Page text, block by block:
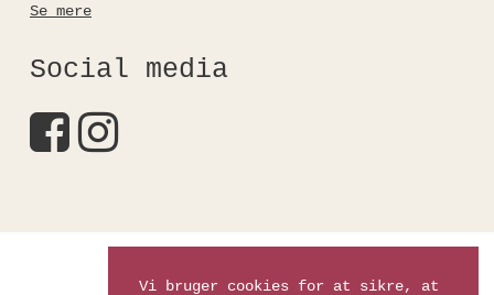
Vi bruger cookies for at sikre, at
Se mere
Social media
Kirstinefalkshop